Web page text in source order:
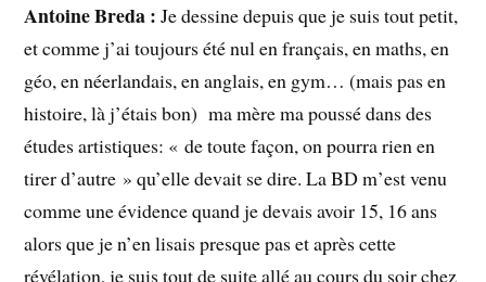
Antoine Breda : Je dessine depuis que je suis tout petit,
et comme j’ai toujours été nul en français, en maths, en
géo, en néerlandais, en anglais, en gym… (mais pas en
histoire, là j’étais bon) ma mère ma poussé dans des
études artistiques: « de toute façon, on pourra rien en
tirer d’autre » qu’elle devait se dire. La BD m’est venu
comme une évidence quand je devais avoir 15, 16 ans
alors que je n’en lisais presque pas et après cette
révélation, je suis tout de suite allé au cours du soir chez